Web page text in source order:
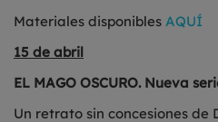
Materiales disponibles AQUÍ
15 de abril
EL MAGO OSCURO. Nueva
Un retrato sin concesiones de